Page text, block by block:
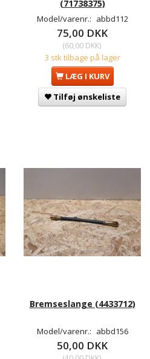
(71738375)
Model/varenr.: abbd112
75,00 DKK
(60,00 DKK)
3 stk tilbage på lager
LÆG I KURV
Tilføj ønskeliste
Bremseslange (4433712)
Model/varenr.: abbd156
50,00 DKK